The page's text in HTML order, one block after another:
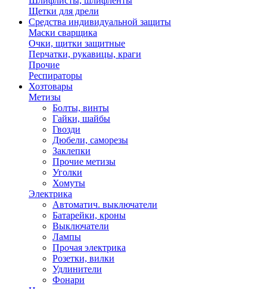
Щетки для дрели
Средства индивидуальной защиты
Маски сварщика
Очки, щитки защитные
Перчатки, рукавицы, краги
Прочие
Респираторы
Хозтовары
Метизы
Болты, винты
Гайки, шайбы
Гвозди
Дюбели, саморезы
Заклепки
Прочие метизы
Уголки
Хомуты
Электрика
Автоматич. выключатели
Батарейки, кроны
Выключатели
Лампы
Прочая электрика
Розетки, вилки
Удлинители
Фонари